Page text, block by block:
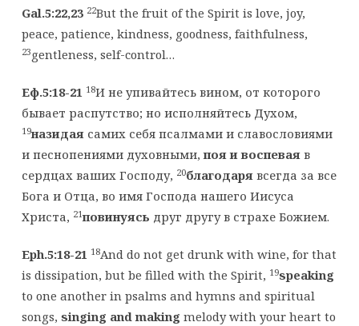
Gal.5:22,23 22But the fruit of the Spirit is love, joy,
peace, patience, kindness, goodness, faithfulness,
23gentleness, self-control…
Еф.5:18-21 18И не упивайтесь вином, от которого
бывает распутство; но исполняйтесь Духом,
19назидаясамих себя псалмами и славословиями
и песнопениями духовными,поя и воспевая в
сердцах ваших Господу, 20благодарявсегда за все
Бога и Отца, во имя Господа нашего Иисуса
Христа, 21повинуясь друг другу в страхе Божием.
Eph.5:18-21 18And do not get drunk with wine, for that
is dissipation, but be filled with the Spirit, 19speaking
to one another in psalms and hymns and spiritual
songs, singing and making melody with your heart to